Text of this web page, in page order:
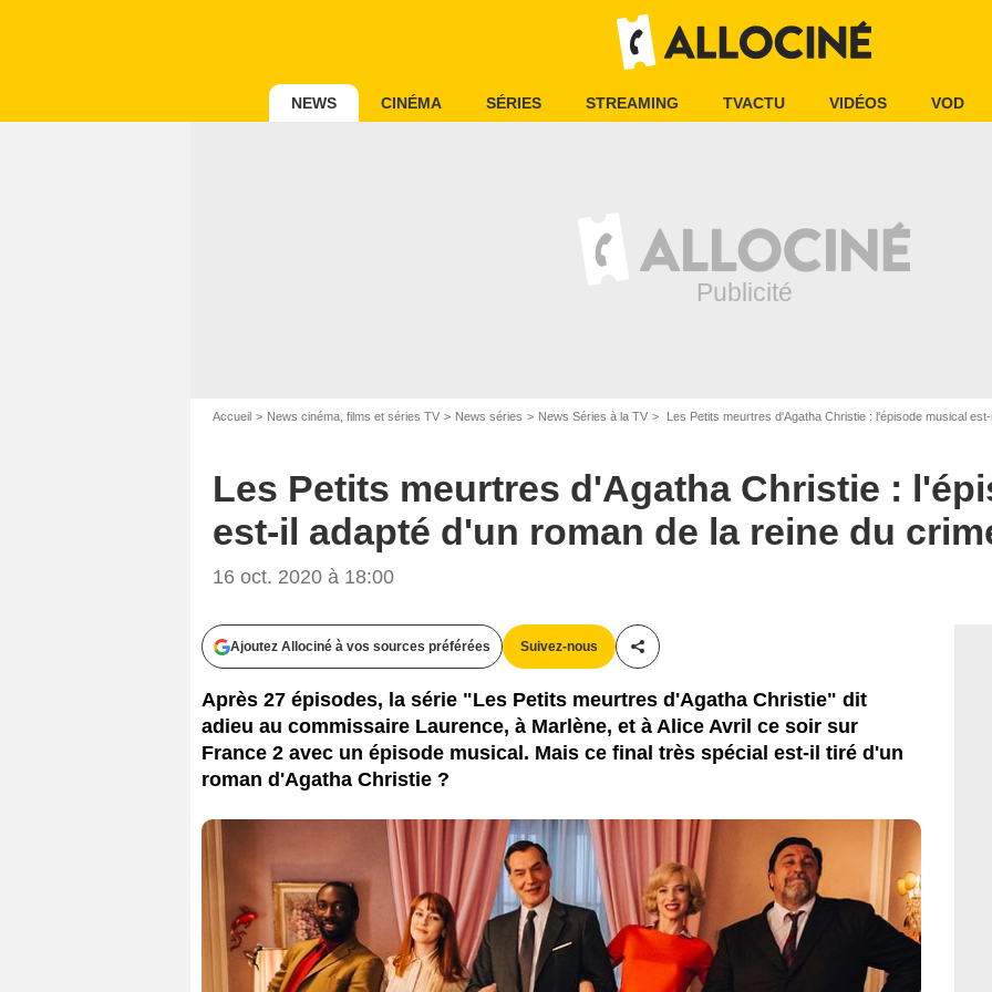
NEWS CINÉMA SÉRIES STREAMING TVACTU VIDÉOS VOD
Accueil News cinéma, films et séries TV News séries News Séries à la TV Les Petits meurtres d'Agatha Christie : l'épisode musical
Les Petits meurtres d'Agatha Christie :
est-il adapté d'un roman de la reine du
16 oct. 2020 à 18:00
Ajoutez Allociné à vos sources préférées Suivez-nous
Partager cet article
Après 27 épisodes, la série "Les Petits meurtres d'Agatha Christie" dit
adieu au commissaire Laurence, à Marlène, et à Alice Avril ce soir sur
France 2 avec un épisode musical. Mais ce final très spécial est-il tiré d'un
roman d'Agatha Christie ?
Caroline DUBOIS - Escazal films